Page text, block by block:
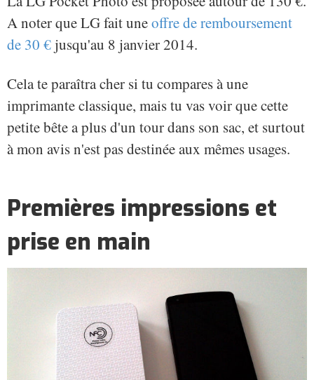
A noter que LG fait uneoffre de remboursement
de 30 € jusqu'au 8 janvier 2014.
Cela te paraîtra cher si tu compares à une
imprimante classique, mais tu vas voir que cette
petite bête a plus d'un tour dans son sac, et surtout
à mon avis n'est pas destinée aux mêmes usages.
Premières impressions et
prise en main